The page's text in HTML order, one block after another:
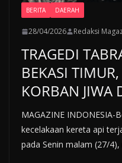
BERITA DAERAH
28/04/2026 Redaksi
TRAGEDI
BEKASI
KORBAN JIWA
MAGAZINE INDONESIA-
kecelakaan kereta api
pada Senin malam (27/